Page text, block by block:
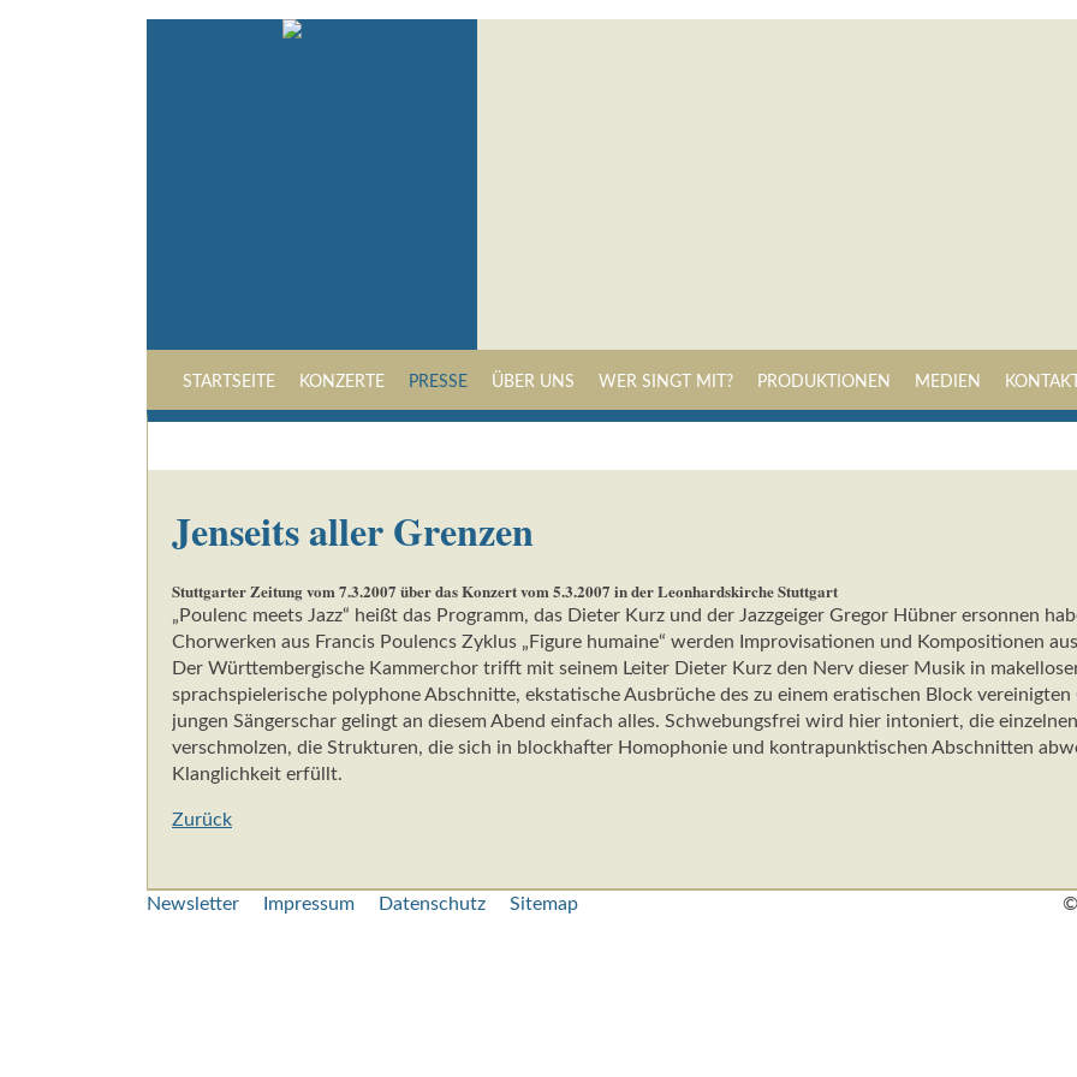
STARTSEITE KONZERTE PRESSE ÜBER UNS WER SINGT MIT? PRODUKTIONEN MEDIEN
Jenseits aller Grenzen
Stuttgarter Zeitung vom 7.3.2007 über das Konzert vom 5.3.2007 in der Leonhardskirche Stuttgart
„Poulenc meets Jazz“ heißt das Programm, das Dieter Kurz und der Jazzgeiger Gregor Hübner ersonnen
Chorwerken aus Francis Poulencs Zyklus „Figure humaine“ werden Improvisationen und Kompositionen
Der Württembergische Kammerchor trifft mit seinem Leiter Dieter Kurz den Nerv dieser Musik in
sprachspielerische polyphone Abschnitte, ekstatische Ausbrüche des zu einem eratischen Block
jungen Sängerschar gelingt an diesem Abend einfach alles. Schwebungsfrei wird hier intoniert, die
verschmolzen, die Strukturen, die sich in blockhafter Homophonie und kontrapunktischen Abschnitten
Klanglichkeit erfüllt.
Zurück
Navigation
Newsletter Impressum Datenschutz Sitemap ©